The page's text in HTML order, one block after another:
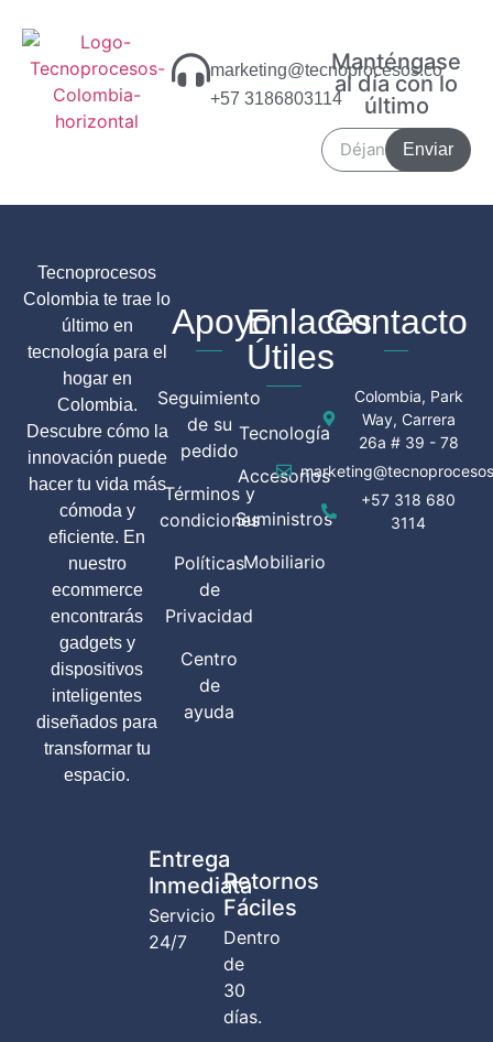
marketing@tecnoprocesos.co
+57 3186803114
Manténgase
al día con lo
último
Enviar
Tecnoprocesos
Colombia te trae lo
último en
tecnología para el
hogar en
Colombia.
Descubre cómo la
innovación puede
hacer tu vida más
cómoda y
eficiente. En
nuestro
ecommerce
encontrarás
gadgets y
dispositivos
inteligentes
diseñados para
transformar tu
espacio.
Entrega
Inmediata
Servicio
24/7
Retornos
Fáciles
Dentro
de
30
días.
Apoyo
Seguimiento
de su
pedido
Términos y
condiciones
Políticas
de
Privacidad
Centro
de
ayuda
Enlaces
Útiles
Tecnología
Accesorios
Suministros
Mobiliario
Contacto
Colombia, Park
Way, Carrera
26a # 39 - 78
+57 318 680
3114